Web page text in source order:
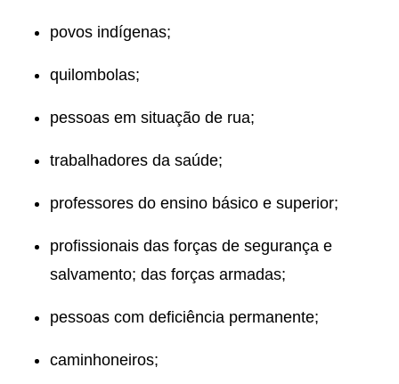
povos indígenas;
quilombolas;
pessoas em situação de rua;
trabalhadores da saúde;
professores do ensino básico e superior;
profissionais das forças de segurança e
salvamento; das forças armadas;
pessoas com deficiência permanente;
caminhoneiros;